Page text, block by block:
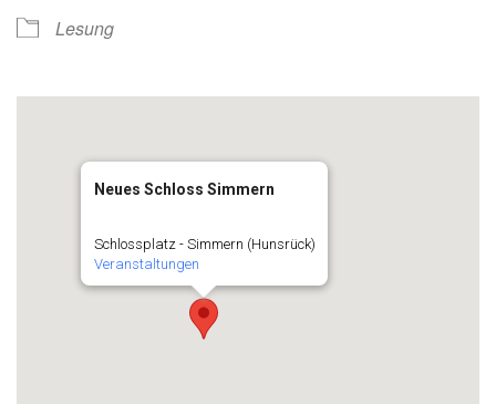
Lesung
Neues Schloss Simmern
Schlossplatz - Simmern (Hunsrück)
Veranstaltungen